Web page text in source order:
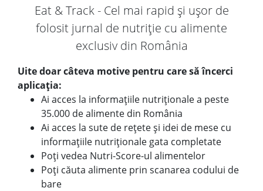
Eat & Track - Cel mai rapid și ușor de
folosit jurnal de nutriție cu alimente
exclusiv din România
Uite doar câteva motive pentru care să încerci
aplicația:
Ai acces la informațiile nutriționale a peste
35.000 de alimente din România
Ai acces la sute de rețete și idei de mese cu
informațiile nutriționale gata completate
Poți vedea Nutri-Score-ul alimentelor
Poți căuta alimente prin scanarea codului de
bare